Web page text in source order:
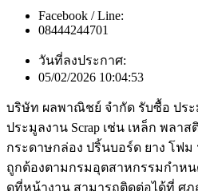
Facebook / Line:
08444244701
วันที่ลงประกาศ:
05/02/2026 10:04:53
บริษัท ผลพาณิชย์ จำกัด รับซื้อ ประ
ประมูลงาน Scrap เช่น เหล็ก พลา
กระดาษกล่อง ปริ้นบอร์ด ยาง โฟม
ถูกต้องตามกรมอุตสาหกรรมกำห
ดูที่หน้างาน สามารถติดต่อได้ที่ ศุภ